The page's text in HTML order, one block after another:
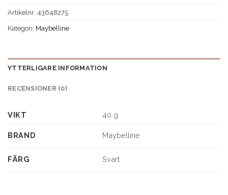
Artikelnr: 43648275
Kategori: Maybelline
YTTERLIGARE INFORMATION
RECENSIONER (0)
VIKT 40 g
BRAND Maybelline
FÄRG Svart